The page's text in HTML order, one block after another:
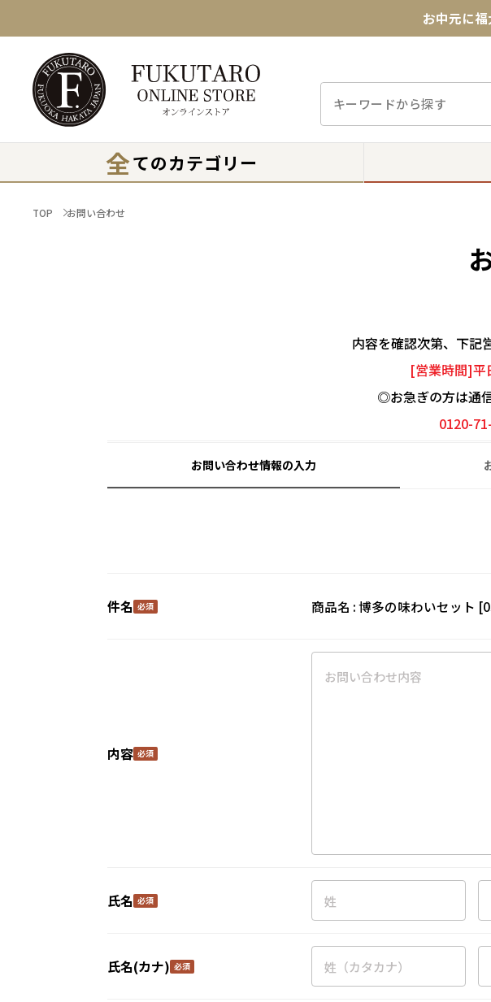
お中元に
【色々な味を
送料全国一
全てのカテゴリー
TOP お問い合わせ
内容を確認次第、下記
[営業時間]平
◎お急ぎの方は通
0120-
お問い合わせ情報の入力
件名 商品名 : 博多の味わいセット
内容
氏名
氏名(カナ)